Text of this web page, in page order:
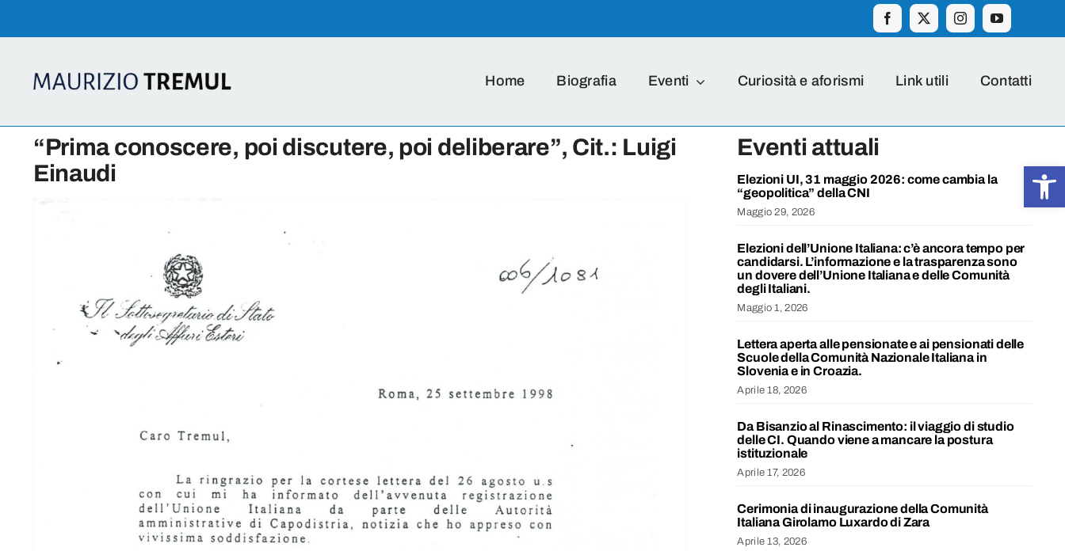
Home Biografia Eventi Curiosità e aforismi Link utili Contatti
“Prima conoscere, poi discutere, poi deliberare”, Cit.: Luigi
Einaudi
Eventi attuali
Elezioni UI, 31 maggio 2026: come cambia la
“geopolitica” della CNI
Maggio 29, 2026
Elezioni dell’Unione Italiana: c’è ancora tempo per
candidarsi. L’informazione e la trasparenza sono
un dovere dell’Unione Italiana e delle Comunità
degli Italiani.
Maggio 1, 2026
Lettera aperta alle pensionate e ai pensionati delle
Scuole della Comunità Nazionale Italiana in
Slovenia e in Croazia.
Aprile 18, 2026
Da Bisanzio al Rinascimento: il viaggio di studio
delle CI. Quando viene a mancare la postura
istituzionale
Aprile 17, 2026
Cerimonia di inaugurazione della Comunità
Italiana Girolamo Luxardo di Zara
Aprile 13, 2026